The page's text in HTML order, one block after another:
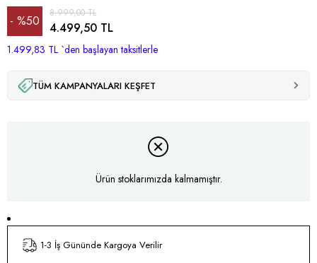
%50
İndirim
8.999,00 TL
4.499,50 TL
1.499,83 TL `den başlayan taksitlerle
TÜM KAMPANYALARI KEŞFET
Ürün stoklarımızda kalmamıştır.
1-3 İş Gününde Kargoya Verilir